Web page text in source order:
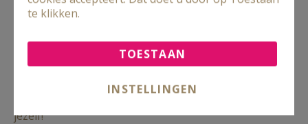
te klikken.
TOESTAAN
INSTELLINGEN
Large: 28 x 14 x 14 cm, inhoud 5 liter
Toilettas met naam geborduurd
Deze luxe toilettas doet het ook goed als kado voor
de bruid / bride to be en voor de bruidsmeisjes
/bridesmaides! Top kado voor een ander of voor
jezelf!